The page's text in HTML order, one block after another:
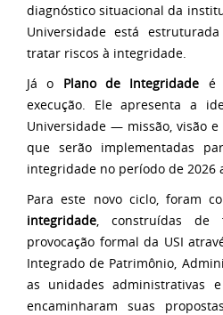
diagnóstico situacional da
Universidade está
tratar riscos à integridade.
Já o Plano de Integridade é
execução. Ele apresenta a
Universidade — missão, visão
que serão implementadas
integridade no período de 2026
Para este novo ciclo, foram
integridade , construídas de
provocação formal da USI
Integrado de Patrimônio,
as unidades administrativas
encaminharam suas